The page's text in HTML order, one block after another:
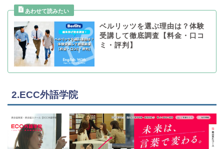
ベルリッツを選ぶ理由は？体験
受講して徹底調査【料金・口コ
ミ・評判】
2.ECC外語学院